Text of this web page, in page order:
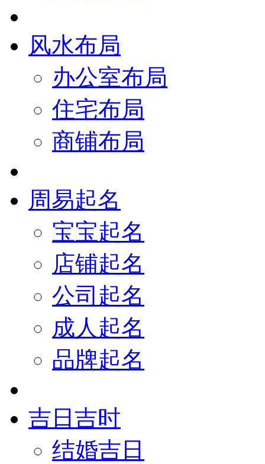
风水布局
办公室布局
住宅布局
商铺布局
周易起名
宝宝起名
店铺起名
公司起名
成人起名
品牌起名
吉日吉时
结婚吉日